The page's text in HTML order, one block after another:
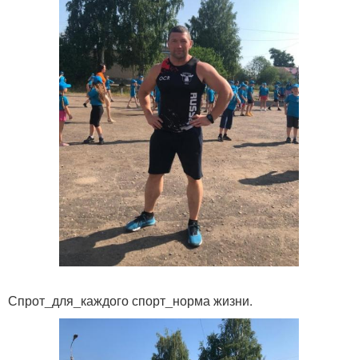
Спрот_для_каждого спорт_норма жизни.